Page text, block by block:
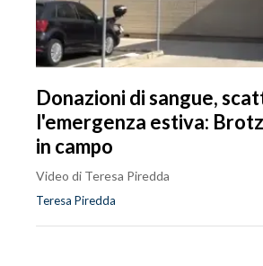
Donazioni di sangue,
l'emergenza estiva:
in campo
Video di Teresa Piredda
Teresa Piredda